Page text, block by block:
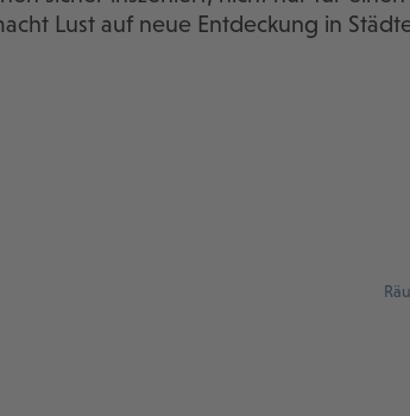
Lust auf neue Entdeckung in